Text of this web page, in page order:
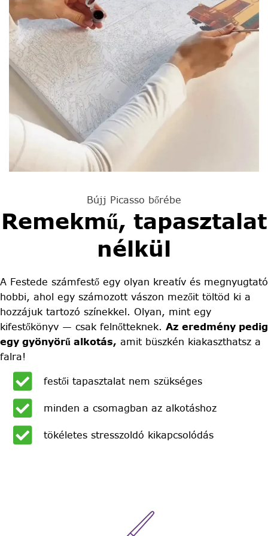
Bújj Picasso bőrébe
Remekmű, tapasztalat
nélkül
A Festede számfestő egy olyan kreatív és megnyugtató
hobbi, ahol egy számozott vászon mezőit töltöd ki a
hozzájuk tartozó színekkel. Olyan, mint egy
kifestőkönyv — csak felnőtteknek. Az eredmény pedig
egy gyönyörű alkotás, amit büszkén kiakaszthatsz a
falra!
festői tapasztalat nem szükséges
minden a csomagban az alkotáshoz
tökéletes stresszoldó kikapcsolódás